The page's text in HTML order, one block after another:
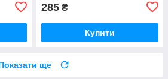
285 ₴
Купити
ще